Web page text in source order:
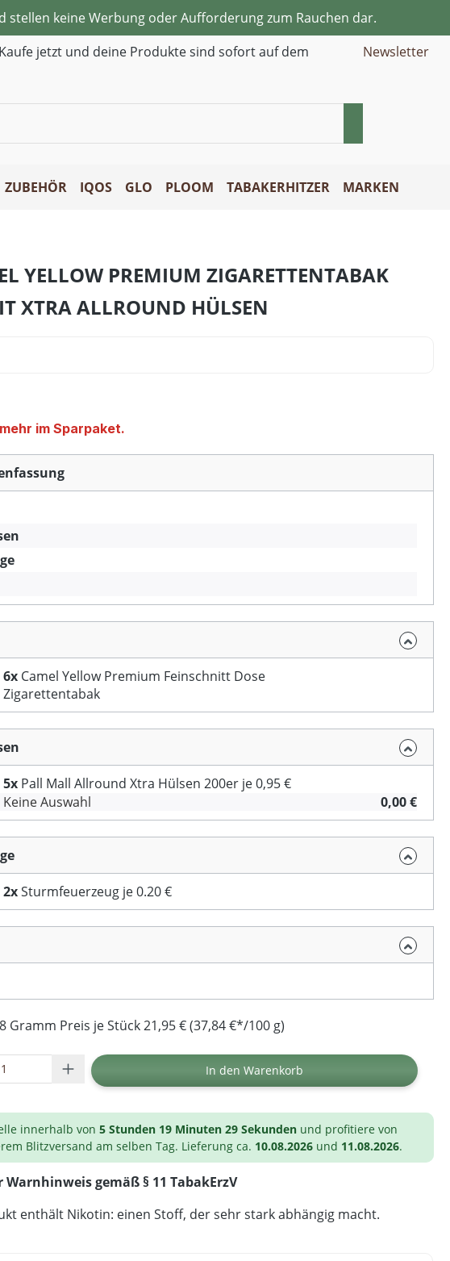
keine Werbung oder Aufforderung zum Rauchen dar.
Kaufe jetzt und deine Produkte sind sofort auf dem
Newsletter
ZUBEHÖR IQOS GLO PLOOM TABAKERHITZER MARKEN
YELLOW PREMIUM ZIGARETTENTABAK
XTRA ALLROUND HÜLSEN
im Sparpaket.
6x Camel Yellow Premium Feinschnitt Dose
Zigarettentabak
5x Pall Mall Allround Xtra Hülsen 200er je 0,95 €
Keine Auswahl
0,00 €
2xSturmfeuerzeug je 0.20 €
Gramm Preis je Stück 21,95 € (37,84 €*/100 g)
Anzahl: Gib den gewünschten Wert ein oder
In den Warenkorb
innerhalb von 5 Stunden 19 Minuten 28 Sekunden und profitiere von
Blitzversand am selben Tag. Lieferung ca. 10.08.2026 und 11.08.2026.
Warnhinweis gemäß § 11 TabakErzV
enthält Nikotin: einen Stoff, der sehr stark abhängig macht.